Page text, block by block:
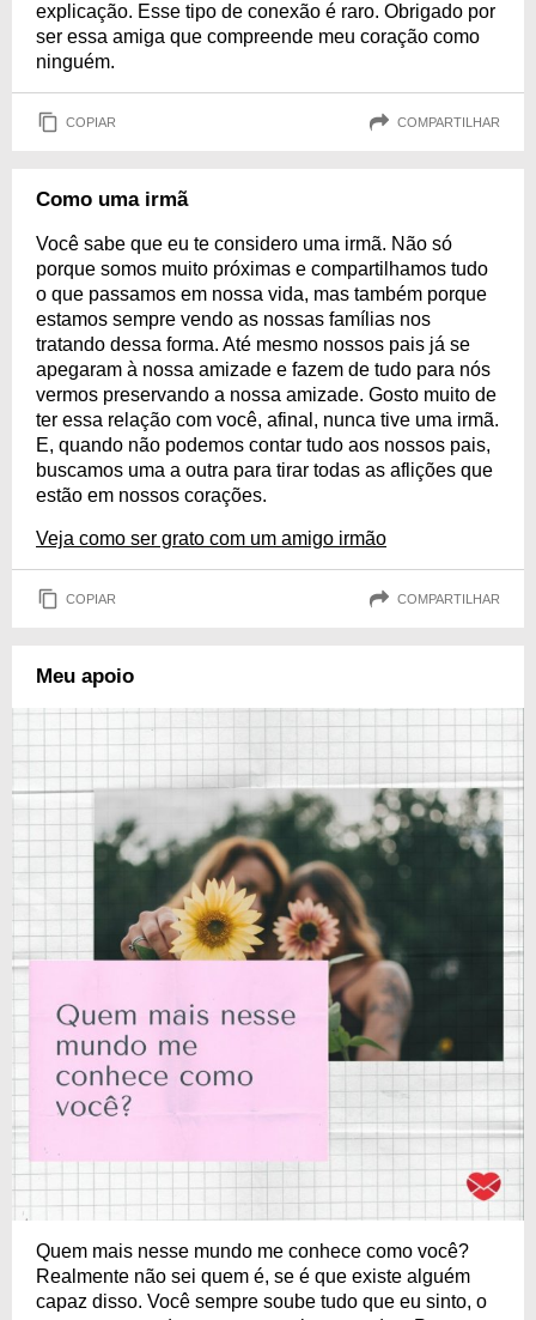
explicação. Esse tipo de conexão é raro. Obrigado por
ser essa amiga que compreende meu coração como
ninguém.
COPIAR COMPARTILHAR
Como uma irmã
Você sabe que eu te considero uma irmã. Não só
porque somos muito próximas e compartilhamos tudo
o que passamos em nossa vida, mas também porque
estamos sempre vendo as nossas famílias nos
tratando dessa forma. Até mesmo nossos pais já se
apegaram à nossa amizade e fazem de tudo para nós
vermos preservando a nossa amizade. Gosto muito de
ter essa relação com você, afinal, nunca tive uma irmã.
E, quando não podemos contar tudo aos nossos pais,
buscamos uma a outra para tirar todas as aflições que
estão em nossos corações.
Veja como ser grato com um amigo irmão
COPIAR COMPARTILHAR
Meu apoio
Quem mais nesse mundo me conhece como você?
Realmente não sei quem é, se é que existe alguém
capaz disso. Você sempre soube tudo que eu sinto, o